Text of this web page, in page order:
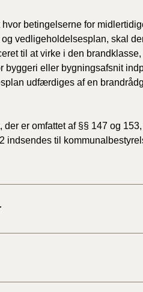
betingelserne for
vedligeholdelsesplan, skal
til at virke i den
byggeri eller bygningsafsnit
udfærdiges af en
der er omfattet af §§ 147 og
indsendes til